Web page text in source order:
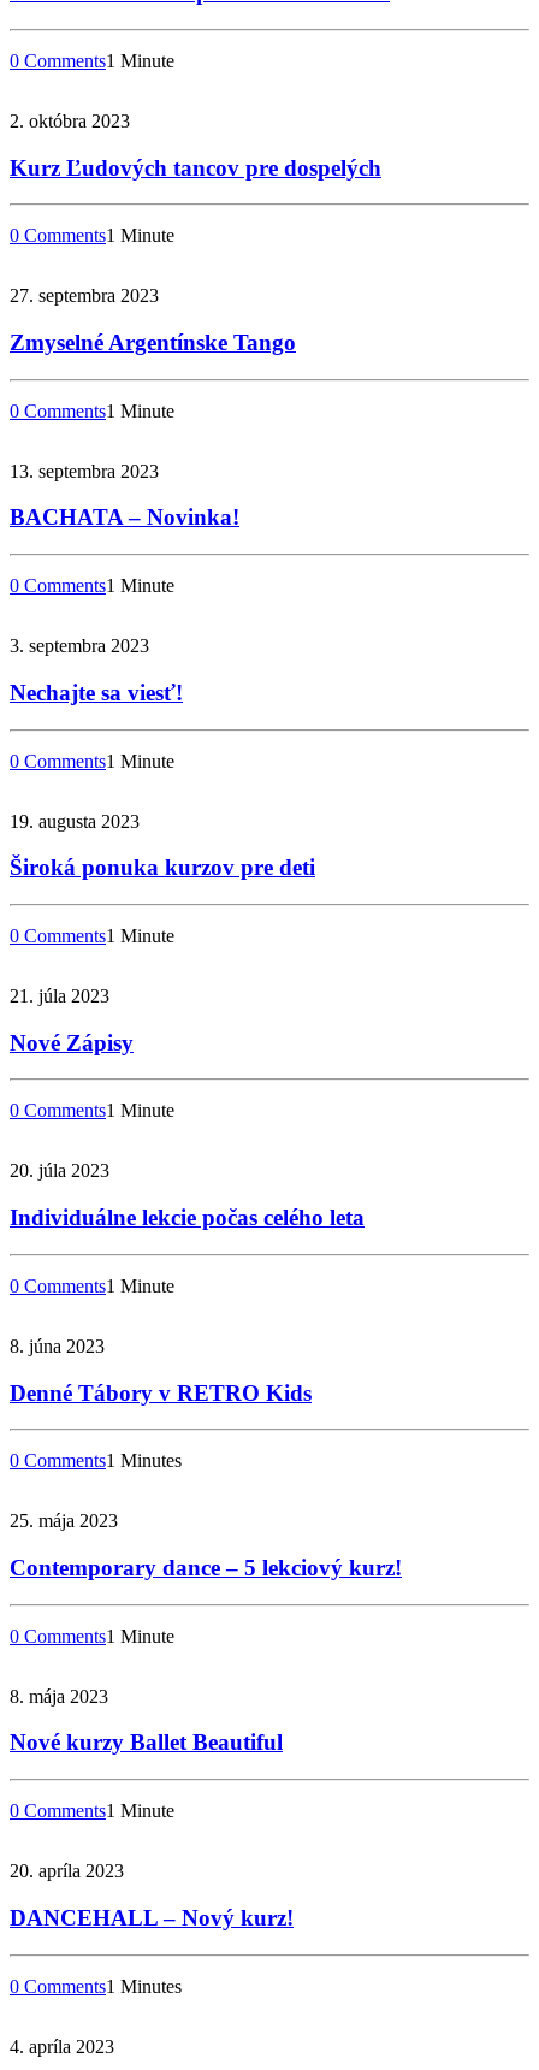
0 Comments1 Minute
2. októbra 2023
Kurz Ľudových tancov pre dospelých
0 Comments1 Minute
27. septembra 2023
Zmyselné Argentínske Tango
0 Comments1 Minute
13. septembra 2023
BACHATA – Novinka!
0 Comments1 Minute
3. septembra 2023
Nechajte sa viesť!
0 Comments1 Minute
19. augusta 2023
Široká ponuka kurzov pre deti
0 Comments1 Minute
21. júla 2023
Nové Zápisy
0 Comments1 Minute
20. júla 2023
Individuálne lekcie počas celého leta
0 Comments1 Minute
8. júna 2023
Denné Tábory v RETRO Kids
0 Comments1 Minutes
25. mája 2023
Contemporary dance – 5 lekciový kurz!
0 Comments1 Minute
8. mája 2023
Nové kurzy Ballet Beautiful
0 Comments1 Minute
20. apríla 2023
DANCEHALL – Nový kurz!
0 Comments1 Minutes
4. apríla 2023